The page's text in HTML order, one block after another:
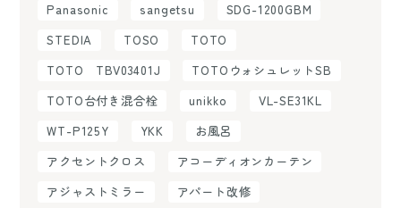
Panasonic
sangetsu
SDG-1200GBM
STEDIA
TOSO
TOTO
TOTO TBV03401J
TOTOウォシュレットSB
TOTO台付き混合栓
unikko
VL-SE31KL
WT-P125Y
YKK
お風呂
アクセントクロス
アコーディオンカーテン
アジャストミラー
アパート改修